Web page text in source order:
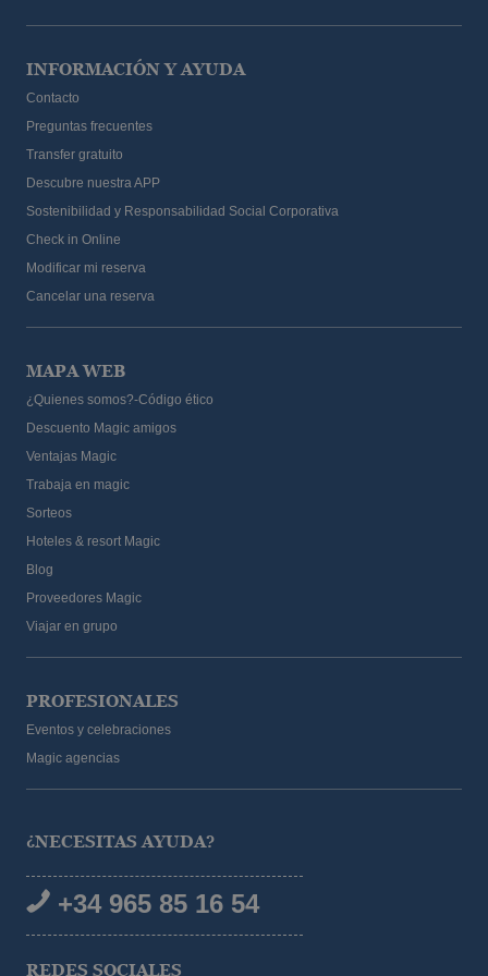
INFORMACIÓN Y AYUDA
Contacto
Preguntas frecuentes
Transfer gratuito
Descubre nuestra APP
Sostenibilidad y Responsabilidad Social Corporativa
Check in Online
Modificar mi reserva
Cancelar una reserva
MAPA WEB
¿Quienes somos?-Código ético
Descuento Magic amigos
Ventajas Magic
Trabaja en magic
Sorteos
Hoteles & resort Magic
Blog
Proveedores Magic
Viajar en grupo
PROFESIONALES
Eventos y celebraciones
Magic agencias
¿NECESITAS AYUDA?
+34 965 85 16 54
REDES SOCIALES